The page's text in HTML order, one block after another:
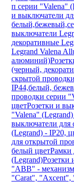
п серии "Valena"
и выключатели
выключатели
декоративные
Legrand Valena
алюминий)
(черный,
скрытой
IP44,белый,
проводки серии
цветРозетки и
"Valena"
выключатели для
(Legrand) - IP20,
для открытой
белый цветРамки
(Legrand)Розетки
"ABB" -
"Carat",